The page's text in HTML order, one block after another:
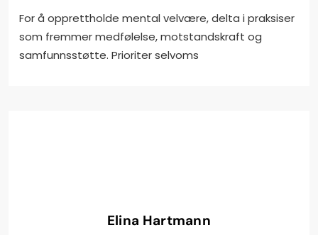
For å opprettholde mental velvære, delta i praksiser
som fremmer medfølelse, motstandskraft og
samfunnsstøtte. Prioriter selvoms
Elina Hartmann